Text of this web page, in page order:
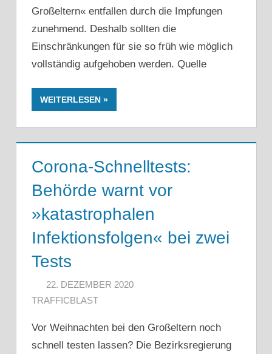
Großeltern« entfallen durch die Impfungen
zunehmend. Deshalb sollten die
Einschränkungen für sie so früh wie möglich
vollständig aufgehoben werden. Quelle
WEITERLESEN
Corona-Schnelltests:
Behörde warnt vor
»katastrophalen
Infektionsfolgen« bei zwei
Tests
22. DEZEMBER 2020
TRAFFICBLAST
Vor Weihnachten bei den Großeltern noch
schnell testen lassen? Die Bezirksregierung